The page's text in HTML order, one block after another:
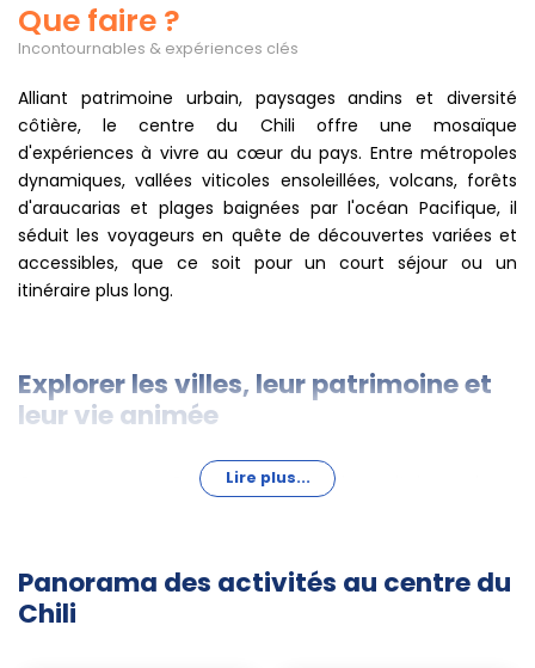
Que faire ?
Incontournables & expériences clés
Alliant patrimoine urbain, paysages andins et diversité
côtière, le centre du Chili offre une mosaïque
d'expériences à vivre au cœur du pays. Entre métropoles
dynamiques, vallées viticoles ensoleillées, volcans, forêts
d'araucarias et plages baignées par l'océan Pacifique, il
séduit les voyageurs en quête de découvertes variées et
accessibles, que ce soit pour un court séjour ou un
itinéraire plus long.
Explorer les villes, leur patrimoine et
leur vie animée
Santiago du Chili , la capitale moderne
Memoria ou du musée précolombien, puis grimpez en
funiculaire sur leCerro San Cristóbalpour embrasser la
ville d'un seul regard. Le parc métropolitain, accessible et
Lire plus...
Panorama des activités au centre du
Chili